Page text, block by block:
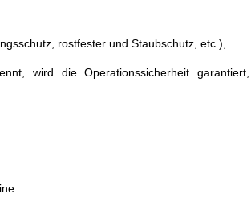
rostfester und Staubschutz, etc.),
wird die Operationssicherheit